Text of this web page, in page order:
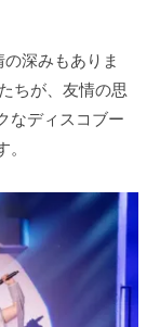
深みもありま
ちが、友情の思
なディスコブー